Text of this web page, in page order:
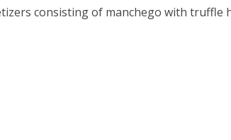
consisting of manchego with truffle